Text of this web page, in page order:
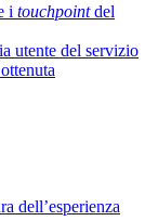
i touchpointdel
utente del servizio
dell’esperienza